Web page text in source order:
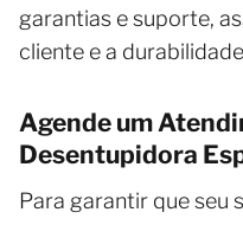
garantias e suporte,
cliente e a
Agende um
Desentupidora
Para garantir que seu